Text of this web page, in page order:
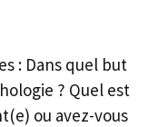
: Dans quel but
? Quel est
ou avez-vous